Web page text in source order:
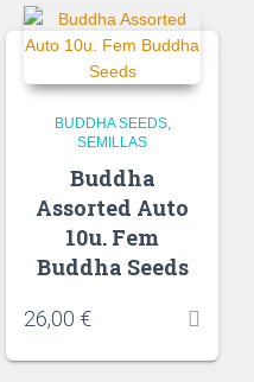
BUDDHA SEEDS
SEMILLAS
Buddha
Assorted Auto
10u. Fem
Buddha Seeds
26,00 €